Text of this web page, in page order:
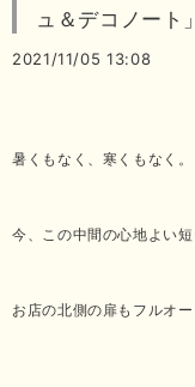
ュ＆デコノート」
2021/11/05 13:08
暑くもなく、寒くもなく。
今、この中間の心地よい短
お店の北側の扉もフルオー